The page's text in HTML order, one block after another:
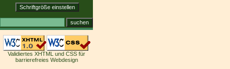
Validiertes XHTML und CSS für
barrierefreies Webdesign